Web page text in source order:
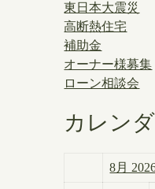
東日本大震災
高断熱住宅
補助金
オーナー様募集
ローン相談会
カレン
8月